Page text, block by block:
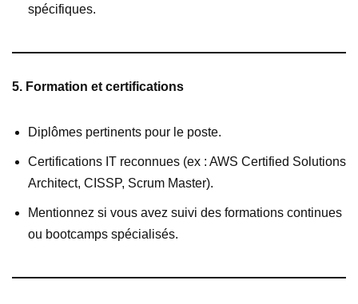
spécifiques.
5. Formation et certifications
Diplômes pertinents pour le poste.
Certifications IT reconnues (ex : AWS Certified Solutions
Architect, CISSP, Scrum Master).
Mentionnez si vous avez suivi des formations continues
ou bootcamps spécialisés.